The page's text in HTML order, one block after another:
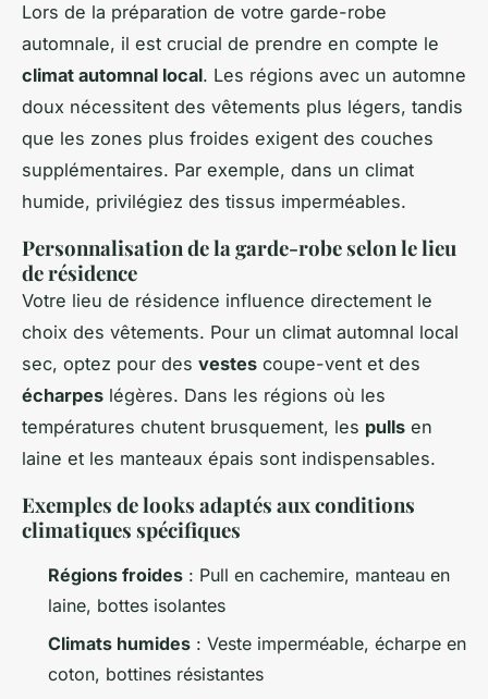
Lors de la préparation de votre garde-robe
automnale, il est crucial de prendre en compte le
climat automnal local. Les régions avec un automne
doux nécessitent des vêtements plus légers, tandis
que les zones plus froides exigent des couches
supplémentaires. Par exemple, dans un climat
humide, privilégiez des tissus imperméables.
Personnalisation de la garde-robe selon le lieu
de résidence
Votre lieu de résidence influence directement le
choix des vêtements. Pour un climat automnal local
sec, optez pour des vestes coupe-vent et des
écharpes légères. Dans les régions où les
températures chutent brusquement, les pulls en
laine et les manteaux épais sont indispensables.
Exemples de looks adaptés aux conditions
climatiques spécifiques
Régions froides : Pull en cachemire, manteau en
laine, bottes isolantes
Climats humides : Veste imperméable, écharpe en
coton, bottines résistantes